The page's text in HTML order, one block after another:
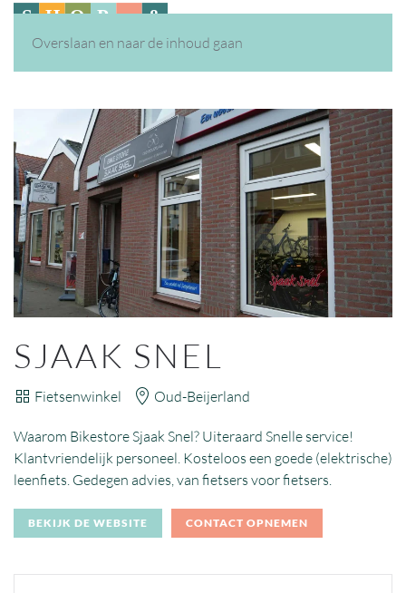
Overslaan en naar de inhoud gaan
SJAAK SNEL
Fietsenwinkel Oud-Beijerland
Waarom Bikestore Sjaak Snel? Uiteraard Snelle service!
Klantvriendelijk personeel. Kosteloos een goede (elektrische)
leenfiets. Gedegen advies, van fietsers voor fietsers.
BEKIJK DE WEBSITE CONTACT OPNEMEN